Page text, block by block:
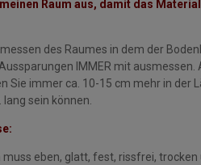
Raum aus, damit das
des Raumes in dem der
IMMER mit
Sie immer ca. 10-15 cm mehr in der
lang sein können.
muss eben, glatt, fest, rissfrei, trocken